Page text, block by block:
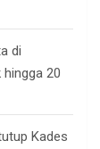
di
20
Kades